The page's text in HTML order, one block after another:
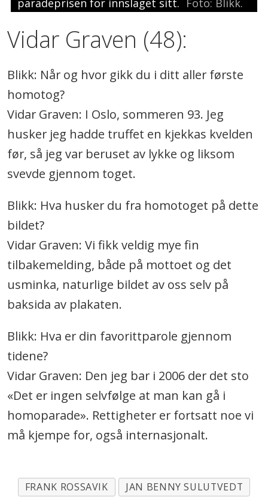
Vidar Graven (48):
Blikk: Når og hvor gikk du i ditt aller første
homotog?
Vidar Graven: I Oslo, sommeren 93. Jeg
husker jeg hadde truffet en kjekkas kvelden
før, så jeg var beruset av lykke og liksom
svevde gjennom toget.
Blikk: Hva husker du fra homotoget på dette
bildet?
Vidar Graven: Vi fikk veldig mye fin
tilbakemelding, både på mottoet og det
usminka, naturlige bildet av oss selv på
baksida av plakaten.
Blikk: Hva er din favorittparole gjennom
tidene?
Vidar Graven: Den jeg bar i 2006 der det sto
«Det er ingen selvfølge at man kan gå i
homoparade». Rettigheter er fortsatt noe vi
må kjempe for, også internasjonalt.
FRANK ROSSAVIK
JAN BENNY SULUTVEDT